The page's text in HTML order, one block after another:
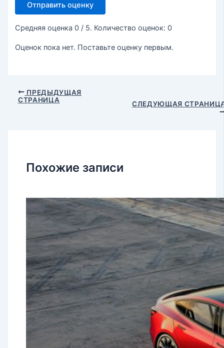
Отправить оценку
Средняя оценка 0 / 5. Количество оценок: 0
Оценок пока нет. Поставьте оценку первым.
ПРЕДЫДУЩАЯ
СТРАНИЦА
СЛЕДУЮЩАЯ
Похожие записи